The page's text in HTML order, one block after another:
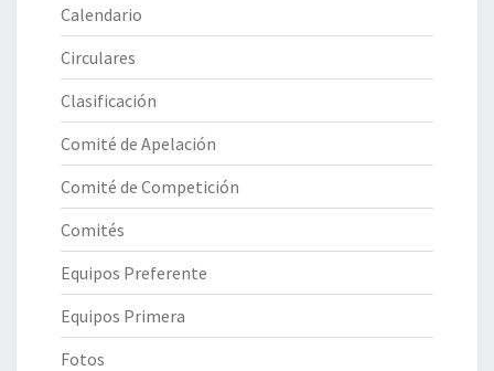
Calendario
Circulares
Clasificación
Comité de Apelación
Comité de Competición
Comités
Equipos Preferente
Equipos Primera
Fotos